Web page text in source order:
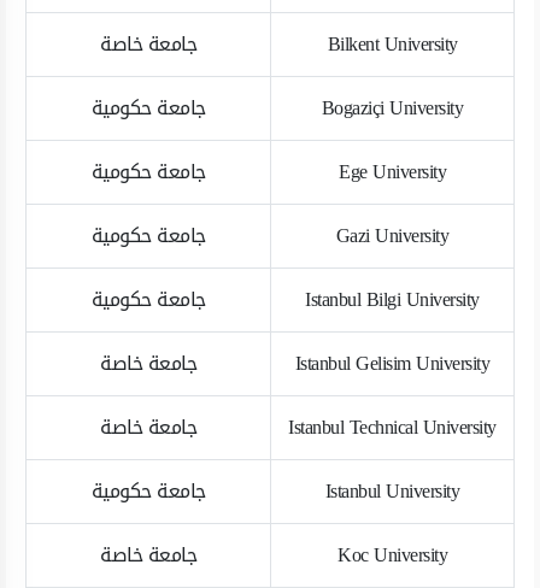
Bilkent University
جامعة خاصة
Bogaziçi University
جامعة حكومية
Ege University
جامعة حكومية
Gazi University
جامعة حكومية
Istanbul Bilgi University
جامعة حكومية
Istanbul Gelisim University
جامعة خاصة
Istanbul Technical University
جامعة خاصة
Istanbul University
جامعة حكومية
Koc University
جامعة خاصة